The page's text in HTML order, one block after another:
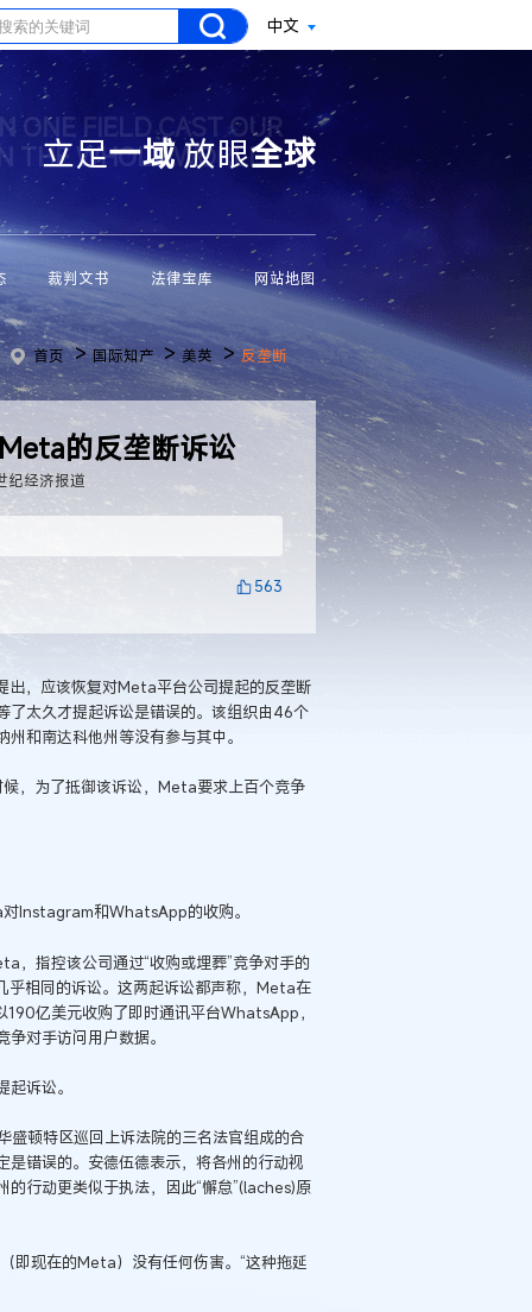
中文
ONE FIELD CAST OUR
THE WHOLE WORLD
立足一域放眼全球
裁判文书 法律宝库 网站地图
首页 >国际知产 >美英 >反垄断
的反垄断诉讼
纪经济报道
563
出，应该恢复对Meta平台公司提起的反垄断
了太久才提起诉讼是错误的。该组织由46个
和南达科他州等没有参与其中。
，为了抵御该诉讼，Meta要求上百个竞争
Instagram和WhatsApp的收购。
指控该公司通过“收购或埋葬”竞争对手的
乎相同的诉讼。这两起诉讼都声称，Meta在
亿美元收购了即时通讯平台WhatsApp，
对手访问用户数据。
诉讼。
顿特区巡回上诉法院的三名法官组成的合
错误的。安德伍德表示，将各州的行动视
行动更类似于执法，因此“懈怠”(laches)原
即现在的Meta）没有任何伤害。“这种拖延